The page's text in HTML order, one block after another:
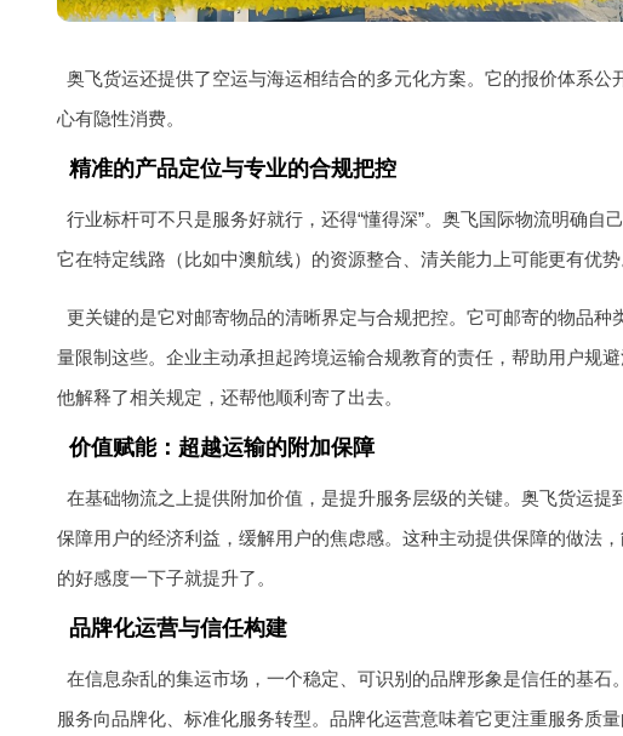
奥飞货运还提供了空运与海运相结合的多元化方案。它的报价体系
心有隐性消费。
精准的产品定位与专业的合规把控
行业标杆可不只是服务好就行，还得“懂得深”。奥飞国际物流明确自
它在特定线路（比如中澳航线）的资源整合、清关能力上可能更有优势
更关键的是它对邮寄物品的清晰界定与合规把控。它可邮寄的物品种
量限制这些。企业主动承担起跨境运输合规教育的责任，帮助用户规
他解释了相关规定，还帮他顺利寄了出去。
价值赋能：超越运输的附加保障
在基础物流之上提供附加价值，是提升服务层级的关键。奥飞货运
保障用户的经济利益，缓解用户的焦虑感。这种主动提供保障的做法
的好感度一下子就提升了。
品牌化运营与信任构建
在信息杂乱的集运市场，一个稳定、可识别的品牌形象是信任的基石
服务向品牌化、标准化服务转型。品牌化运营意味着它更注重服务质